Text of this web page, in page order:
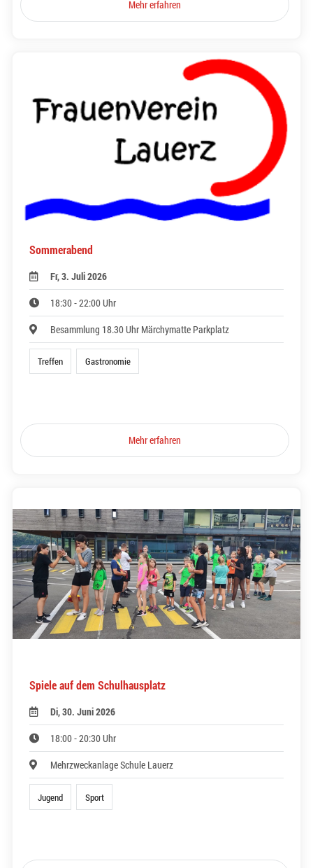
Mehr erfahren
Sommerabend
Fr, 3. Juli 2026
18:30 - 22:00 Uhr
Besammlung 18.30 Uhr Märchymatte Parkplatz
Treffen Gastronomie
Mehr erfahren
Spiele auf dem Schulhausplatz
Di, 30. Juni 2026
18:00 - 20:30 Uhr
Mehrzweckanlage Schule Lauerz
Jugend Sport